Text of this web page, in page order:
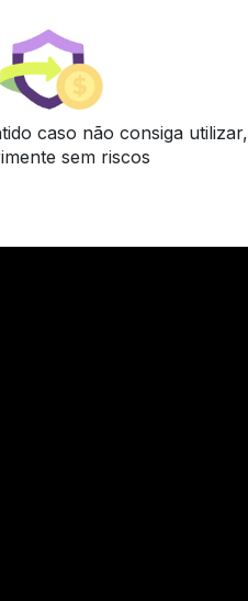
caso não consiga utilizar,
sem riscos